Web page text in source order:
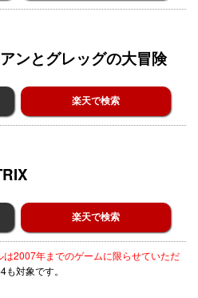
ンとグレッグの大冒険
楽天で検索
楽天で検索
は2007年までのゲームに限らせていただ
対象です。